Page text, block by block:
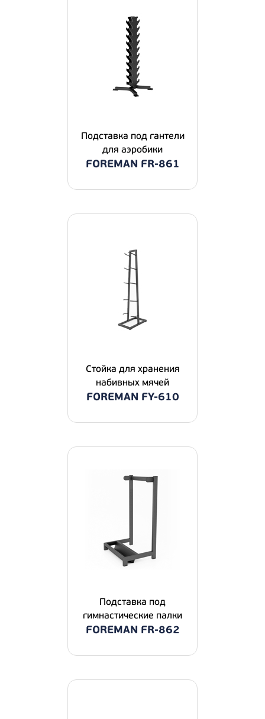
Подставка под гантели
для аэробики
FOREMAN FR-861
Стойка для хранения
набивных мячей
FOREMAN FY-610
Подставка под
гимнастические палки
FOREMAN FR-862